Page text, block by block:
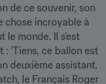
de ce souvenir, son
chose incroyable à
le monde. Il s’est
‘Tiens, ce ballon est
deuxième assistant,
le Français Roger